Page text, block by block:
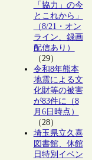
「協力」の今
とこれから」
（8/21・オン
ライン、録画
配信あり）
（29）
令和8年熊本
地震による文
化財等の被害
が83件に（8
月6日時点）
（28）
埼玉県立久喜
図書館、休館
日特別イベン